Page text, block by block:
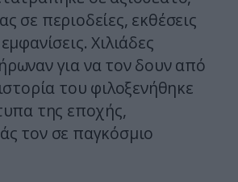
σε περιοδείες, εκθέσεις
Χιλιάδες
για να τον δουν από
του φιλοξενήθηκε
της εποχής,
τον σε παγκόσμιο